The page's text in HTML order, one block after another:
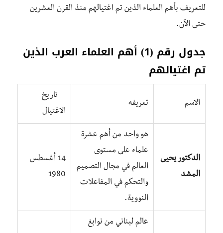
للتعريف بأهم العلماء الذين تم اغتيالهم منذ القرن العشرين
حتى الآن.
جدول رقم (1) أهم العلماء العرب الذين
تم اغتيالهم
الاسم تعريفه
تاريخ
الاغتيال
الدكتور يحيى
المشد
هو واحد من أهم عشرة
علماء على مستوى
العالم في مجال التصميم
والتحكم في المفاعلات
النووية.
14 أغسطس
1980
عالم لبناني من نوابغ